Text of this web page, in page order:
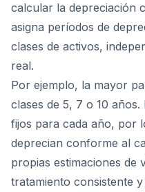
calcular la depreciación
asigna períodos de
clases de activos,
real.
Por ejemplo, la mayor
clases de 5, 7 o 10
fijos para cada año, por
deprecian conforme al
propias estimaciones de
tratamiento consistente